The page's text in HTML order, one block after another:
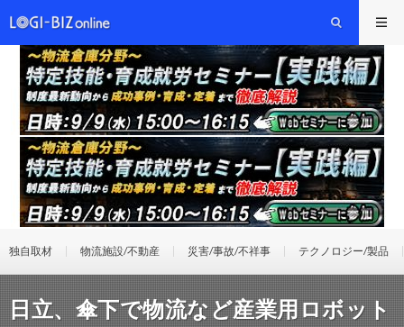
独自取材 物流施設/不動産 災害/事故/不祥事 テクノロジー/製品
日立、傘下で物流など産業用ロボット